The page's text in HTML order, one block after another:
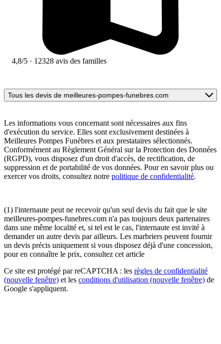
4,8/5 · 12328 avis des familles
Tous les devis de meilleures-pompes-funebres.com
Les informations vous concernant sont nécessaires aux fins
d'exécution du service. Elles sont exclusivement destinées à
Meilleures Pompes Funèbres et aux prestataires sélectionnés.
Conformément au Règlement Général sur la Protection des Données
(RGPD), vous disposez d'un droit d'accès, de rectification, de
suppression et de portabilité de vos données. Pour en savoir plus ou
exercer vos droits, consultez notre politique de confidentialité.
(1) l'internaute peut ne recevoir qu'un seul devis du fait que le site
meilleures-pompes-funebres.com n'a pas toujours deux partenaires
dans une même localité et, si tel est le cas, l'internaute est invité à
demander un autre devis par ailleurs. Les marbriers peuvent fournir
un devis précis uniquement si vous disposez déjà d'une concession,
pour en connaître le prix, consultez cet article
Ce site est protégé par reCAPTCHA : les règles de confidentialité
(nouvelle fenêtre) et les conditions d'utilisation (nouvelle fenêtre) de
Google s'appliquent.